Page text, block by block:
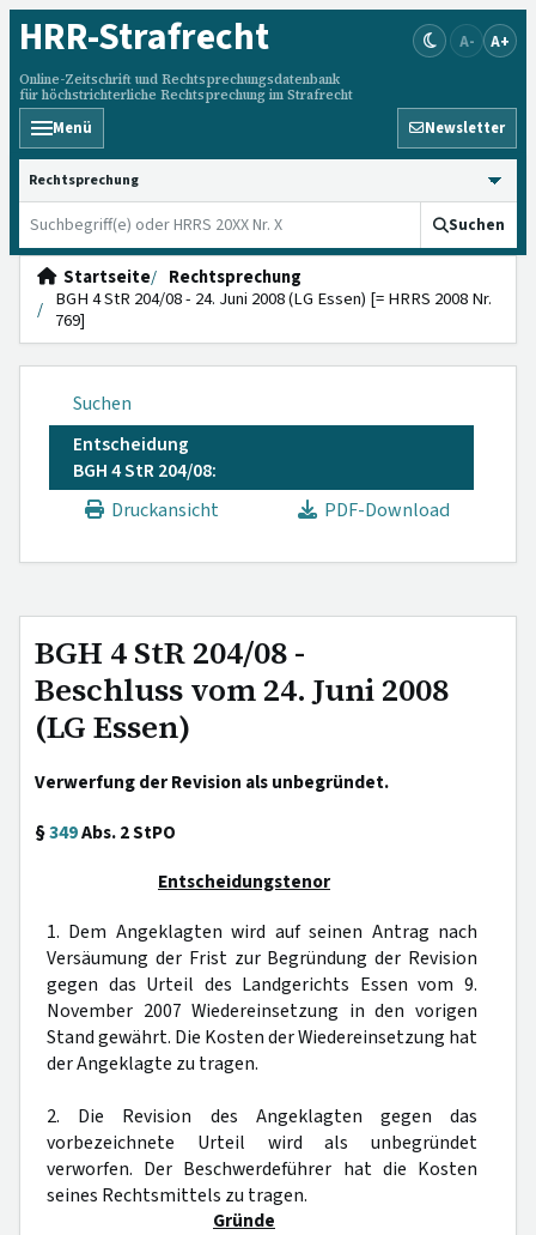
HRR-Strafrecht
Online-Zeitschrift und Rechtsprechungsdatenbank
für höchstrichterliche Rechtsprechung im Strafrecht
A- A+
Menü Newsletter
HRRS durchsuchen
Suchen
Startseite
Rechtsprechung
BGH 4 StR 204/08 - 24. Juni 2008 (LG Essen) [= HRRS 2008 Nr.
769]
Suchen
Entscheidung
BGH 4 StR 204/08:
Druckansicht
PDF-Download
BGH 4 StR 204/08 -
Beschluss vom 24. Juni 2008
(LG Essen)
Verwerfung der Revision als unbegründet.
§349Abs. 2 StPO
Entscheidungstenor
1. Dem Angeklagten wird auf seinen Antrag nach
Versäumung der Frist zur Begründung der Revision
gegen das Urteil des Landgerichts Essen vom 9.
November 2007 Wiedereinsetzung in den vorigen
Stand gewährt. Die Kosten der Wiedereinsetzung hat
der Angeklagte zu tragen.
2. Die Revision des Angeklagten gegen das
vorbezeichnete Urteil wird als unbegründet
verworfen. Der Beschwerdeführer hat die Kosten
seines Rechtsmittels zu tragen.
Gründe